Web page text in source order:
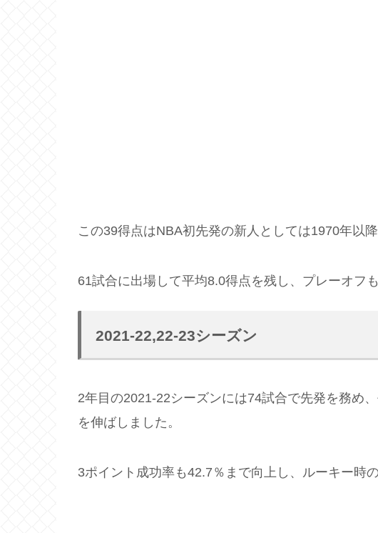
この39得点はNBA初先発の新人としては1970年以
61試合に出場して平均8.0得点を残し、プレーオフ
2021-22,22-23シーズン
2年目の2021-22シーズンには74試合で先発を務め
を伸ばしました。
3ポイント成功率も42.7％まで向上し、ルーキー時